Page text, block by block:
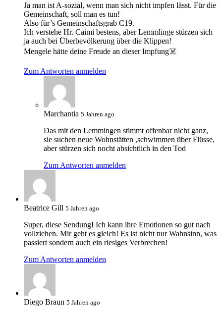
Ja man ist A-sozial, wenn man sich nicht impfen lässt. Für die
Gemeinschaft, soll man es tun!
Also für’s Gemeinschaftsgrab C19.
Ich verstehe Hr. Caimi bestens, aber Lemmlinge stürzen sich
ja auch bei Überbevölkerung über die Klippen!
Mengele hätte deine Freude an dieser Impfung☠️
Zum Antworten anmelden
Marchantia 5 Jahren ago
Das mit den Lemmingen stimmt offenbar nicht ganz,
sie suchen neue Wohnstätten ,schwimmen über Flüsse,
aber stürzen sich nocht absichtlich in den Tod
Zum Antworten anmelden
Beatrice Gill 5 Jahren ago
Super, diese SendungI Ich kann ihre Emotionen so gut nach
vollziehen. Mir geht es gleich! Es ist nicht nur Wahnsinn, was
passiert sondern auch ein riesiges Verbrechen!
Zum Antworten anmelden
Diego Braun 5 Jahren ago